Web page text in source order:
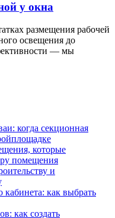
у окна
размещения рабочей
освещения до
— мы
когда секционная
которые
помещения
и
как выбрать
как создать